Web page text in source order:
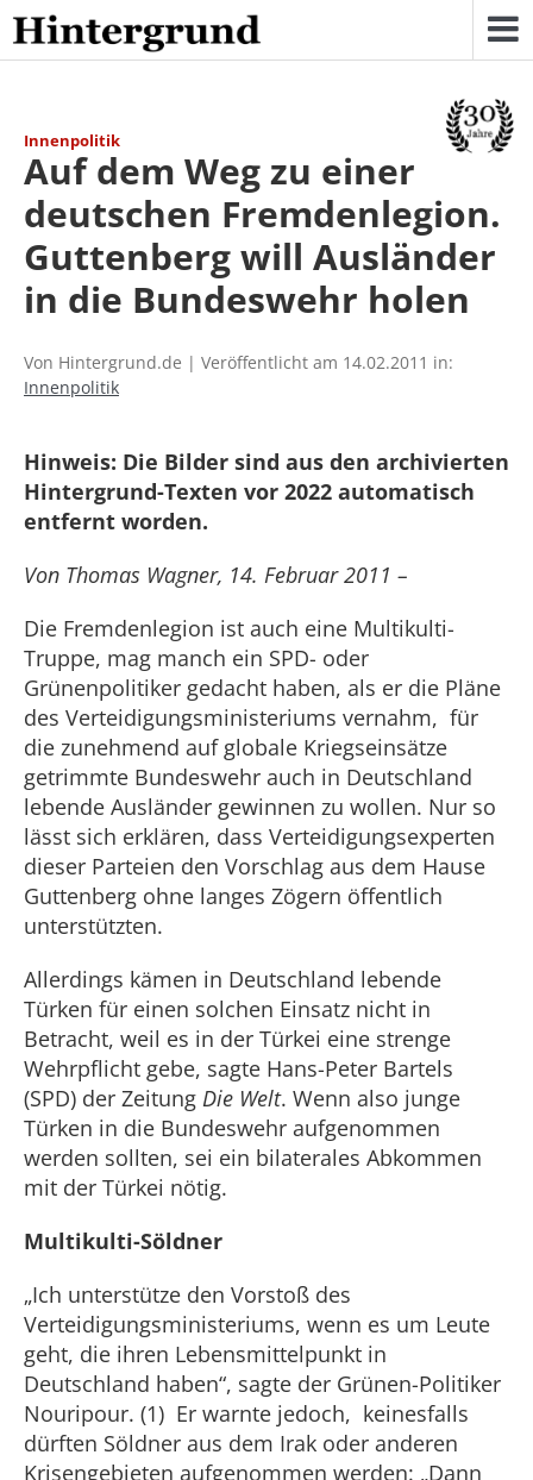
Skip
to
content
Innenpolitik
Auf dem Weg zu einer
deutschen Fremdenlegion.
Guttenberg will Ausländer
in die Bundeswehr holen
Von Hintergrund.de | Veröffentlicht am 14.02.2011 in:
Innenpolitik
Hinweis: Die Bilder sind aus den archivierten
Hintergrund-Texten vor 2022 automatisch
entfernt worden.
Von Thomas Wagner, 14. Februar 2011 –
Die Fremdenlegion ist auch eine Multikulti-
Truppe, mag manch ein SPD- oder
Grünenpolitiker gedacht haben, als er die Pläne
des Verteidigungsministeriums vernahm, für
die zunehmend auf globale Kriegseinsätze
getrimmte Bundeswehr auch in Deutschland
lebende Ausländer gewinnen zu wollen. Nur so
lässt sich erklären, dass Verteidigungsexperten
dieser Parteien den Vorschlag aus dem Hause
Guttenberg ohne langes Zögern öffentlich
unterstützten.
Allerdings kämen in Deutschland lebende
Türken für einen solchen Einsatz nicht in
Betracht, weil es in der Türkei eine strenge
Wehrpflicht gebe, sagte Hans-Peter Bartels
(SPD) der Zeitung Die Welt. Wenn also junge
Türken in die Bundeswehr aufgenommen
werden sollten, sei ein bilaterales Abkommen
mit der Türkei nötig.
Multikulti-Söldner
„Ich unterstütze den Vorstoß des
Verteidigungsministeriums, wenn es um Leute
geht, die ihren Lebensmittelpunkt in
Deutschland haben“, sagte der Grünen-Politiker
Nouripour. (1) Er warnte jedoch, keinesfalls
dürften Söldner aus dem Irak oder anderen
Krisengebieten aufgenommen werden: „Dann